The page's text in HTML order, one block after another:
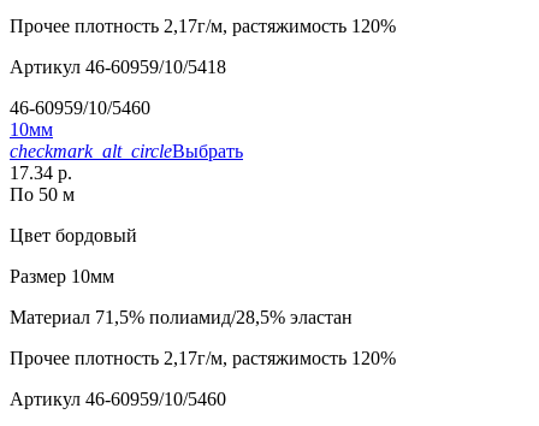
Прочее плотность 2,17г/м, растяжимость 120%
Артикул 46-60959/10/5418
46-60959/10/5460
10мм
checkmark_alt_circleВыбрать
17.34 р.
По 50 м
Цвет бордовый
Размер 10мм
Материал 71,5% полиамид/28,5% эластан
Прочее плотность 2,17г/м, растяжимость 120%
Артикул 46-60959/10/5460